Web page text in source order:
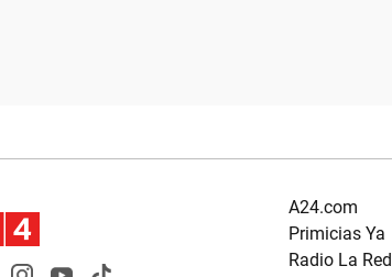
A24.com
Primicias Ya
Radio La Red